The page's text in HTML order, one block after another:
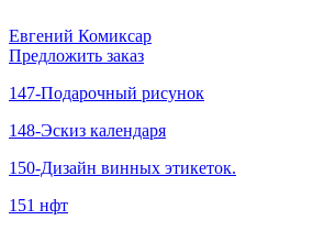
Евгений Комиксар
Предложить заказ
147-Подарочный рисунок
148-Эскиз календаря
150-Дизайн винных этикеток.
151 нфт